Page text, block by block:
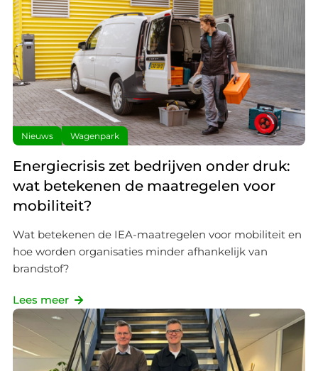
Nieuws Wagenpark
Energiecrisis zet bedrijven onder druk:
wat betekenen de maatregelen voor
mobiliteit?
Wat betekenen de IEA-maatregelen voor mobiliteit en
hoe worden organisaties minder afhankelijk van
brandstof?
Lees meer